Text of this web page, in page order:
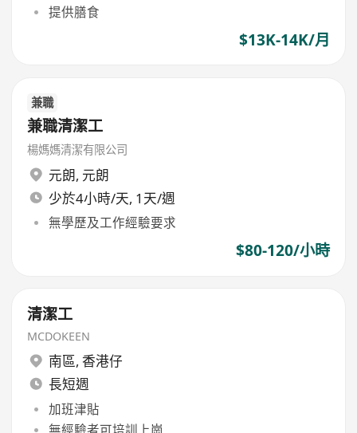
提供膳食
$13K-14K/月
兼職
兼職清潔工
楊媽媽清潔有限公司
元朗, 元朗
少於4小時/天, 1天/週
無學歷及工作經驗要求
$80-120/小時
清潔工
MCDOKEEN
南區, 香港仔
長短週
加班津貼